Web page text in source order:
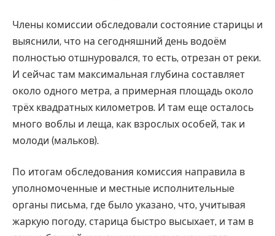
Члены комиссии обследовали состояние старицы и
выяснили, что на сегодняшний день водоём
полностью отшнуровался, то есть, отрезан от реки.
И сейчас там максимальная глубина составляет
около одного метра, а примерная площадь около
трёх квадратных километров. И там еще осталось
много воблы и леща, как взрослых особей, так и
молоди (мальков).
По итогам обследования комиссия направила в
уполномоченные и местные исполнительные
органы письма, где было указано, что, учитывая
жаркую погоду, старица быстро высыхает, и там в